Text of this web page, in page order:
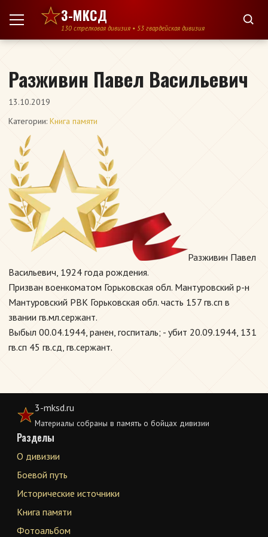
Перейти к содержимому
3-МКСД
130 стрелковая дивизия • 53 гвардейская дивизия
Разживин Павел Васильевич
13.10.2019
Категории: Книга памяти
Разживин Павел
Васильевич, 1924 года рождения.
Призван военкоматом Горьковская обл. Мантуровский р-н
Мантуровский РВК Горьковская обл. часть 157 гв.сп в
звании гв.мл.сержант.
Выбыл 00.04.1944, ранен, госпиталь; - убит 20.09.1944, 131
гв.сп 45 гв.сд, гв.сержант.
3-mksd.ru
Материалы собраны в память о бойцах дивизии
Разделы
О дивизии
Боевой путь
Исторические источники
Книга памяти
Фотоальбом